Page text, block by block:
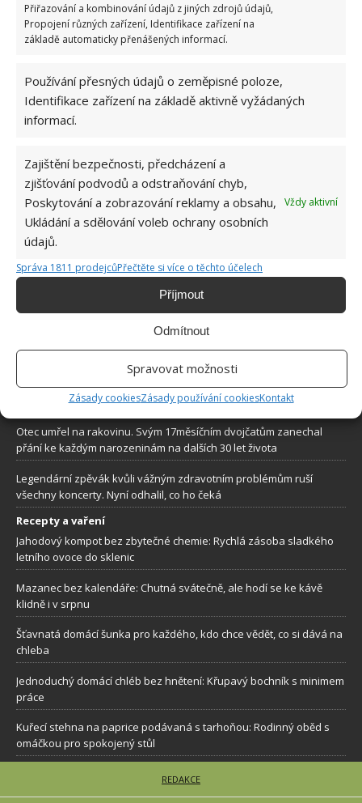
Přiřazování a kombinování údajů z jiných zdrojů údajů,
Propojení různých zařízení, Identifikace zařízení na
základě automaticky přenášených informací.
Používání přesných údajů o zeměpisné poloze,
Identifikace zařízení na základě aktivně vyžádaných
informací.
Zajištění bezpečnosti, předcházení a
zjišťování podvodů a odstraňování chyb,
Poskytování a zobrazování reklamy a obsahu,
Ukládání a sdělování voleb ochrany osobních
údajů.
Vždy aktivní
Správa 1811 prodejcůPřečtěte si více o těchto účelech
Příjmout
Odmítnout
Spravovat možnosti
Zásady cookiesZásady používání cookiesKontakt
8.8.2026
O WEBU
Sháníte zajímavé tipy jak vylepšit Váš domov? Originální nápady,
aktuální trendy, praktické rady i inspirativní fotografie najdete na
stránkách internetového magazínu
Žena nevěřila, že ještě někdy potká svého psa. Nečekaný telefonát
ale zajistil jejich opětovné shledaní
Výchova dítěte občas vyžaduje důležité lekce. Jednu takovou dala
4letý chlapeček vydělává každý měsíc více peněz než jeho matka
Otec umřel na rakovinu. Svým 17měsíčním dvojčatům zanechal
přání ke každým narozeninám na dalších 30 let života
Legendární zpěvák kvůli vážným zdravotním problémům ruší
všechny koncerty. Nyní odhalil, co ho čeká
Recepty a vaření
Jahodový kompot bez zbytečné chemie: Rychlá zásoba sladkého
letního ovoce do sklenic
Mazanec bez kalendáře: Chutná svátečně, ale hodí se ke kávě
klidně i v srpnu
Šťavnatá domácí šunka pro každého, kdo chce vědět, co si dává na
chleba
Jednoduchý domácí chléb bez hnětení: Křupavý bochník s minimem
práce
Kuřecí stehna na paprice podávaná s tarhoňou: Rodinný oběd s
omáčkou pro spokojený stůl
REDAKCE